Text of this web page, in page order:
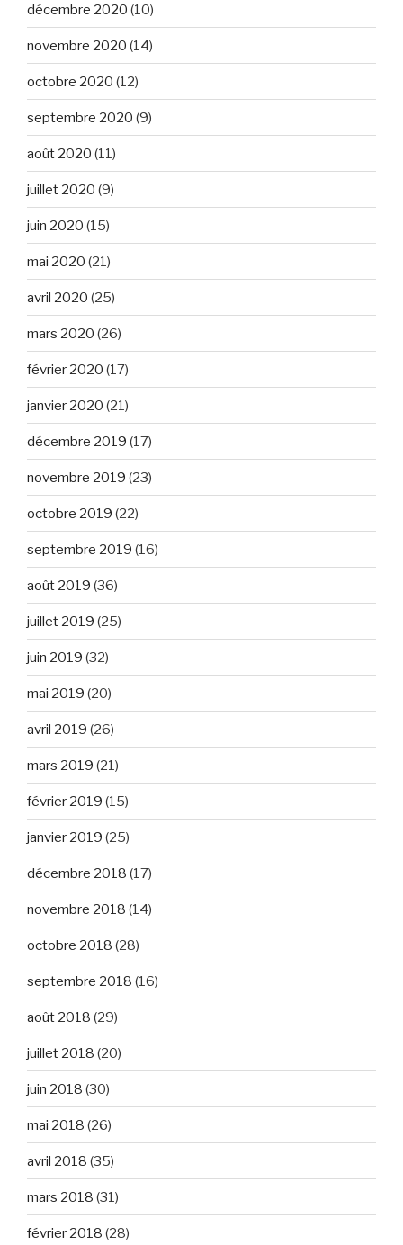
décembre 2020 (10)
novembre 2020 (14)
octobre 2020 (12)
septembre 2020 (9)
août 2020 (11)
juillet 2020 (9)
juin 2020 (15)
mai 2020 (21)
avril 2020 (25)
mars 2020 (26)
février 2020 (17)
janvier 2020 (21)
décembre 2019 (17)
novembre 2019 (23)
octobre 2019 (22)
septembre 2019 (16)
août 2019 (36)
juillet 2019 (25)
juin 2019 (32)
mai 2019 (20)
avril 2019 (26)
mars 2019 (21)
février 2019 (15)
janvier 2019 (25)
décembre 2018 (17)
novembre 2018 (14)
octobre 2018 (28)
septembre 2018 (16)
août 2018 (29)
juillet 2018 (20)
juin 2018 (30)
mai 2018 (26)
avril 2018 (35)
mars 2018 (31)
février 2018 (28)